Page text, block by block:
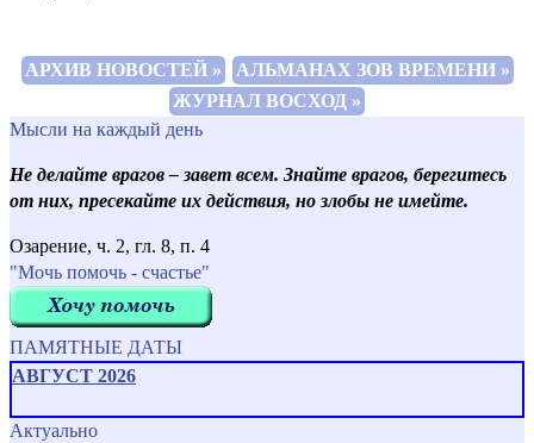
АРХИВ НОВОСТЕЙ »
АЛЬМАНАХ ЗОВ ВРЕМЕНИ »
ЖУРНАЛ ВОСХОД »
Мысли на каждый день
Не делайте врагов– завет всем. Знайте врагов, берегитесь
от них, пресекайте их действия, но злобы не имейте.
Озарение, ч. 2, гл. 8, п. 4
"Мочь помочь - счастье"
ПАМЯТНЫЕ ДАТЫ
АВГУСТ 2026
Актуально